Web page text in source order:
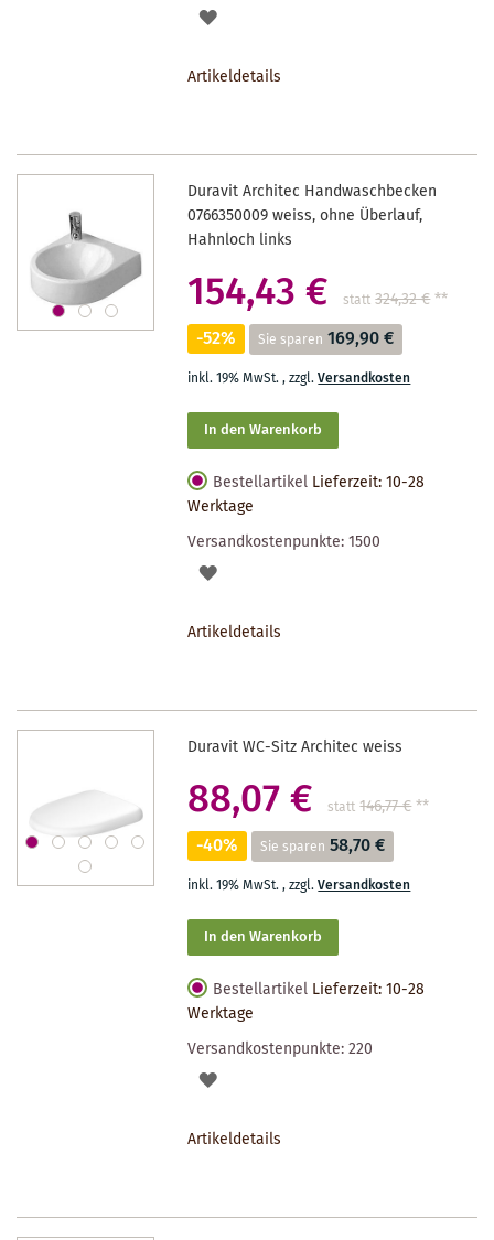
AUF
Artikeldetails
Duravit Architec Handwaschbecken
0766350009 weiss, ohne Überlauf,
Hahnloch links
154,43 € statt 324,32 €**
-52% Sie sparen 169,90 €
inkl. 19% MwSt.,zzgl.Versandkosten
In den Warenkorb
Bestellartikel Lieferzeit: 10-28
Werktage
Versandkostenpunkte:1500
AUF
Artikeldetails
Duravit WC-Sitz Architec weiss
88,07 € statt 146,77 €**
-40% Sie sparen 58,70 €
inkl. 19% MwSt.,zzgl.Versandkosten
In den Warenkorb
Bestellartikel Lieferzeit: 10-28
Werktage
Versandkostenpunkte:220
AUF
Artikeldetails